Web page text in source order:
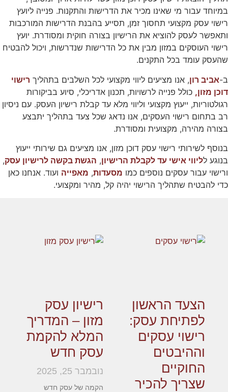
במיוחד עבור מי שאינו מכיר את הדרישות והתקנות. פנייה ליועץ
רישוי עסק מקצועי תחסוך זמן, תסייע בהבנת הדרישות המורכבות
ותאפשר לעסק להוציא את הרישיון בצורה חוקית ומסודרת. יועץ
רישוי העוסקים במזון מבין את כל הדרישות שנדרשות, ויכול להבטיח
שהעסק עומד בכל התקנים.
ב-אביב רון, אנו מציעים ליווי מקצועי לכל השלבים בתהליך רישוי
דוכן מזון, כולל פנייה לרשויות, תכנון אדריכלי, סיוע בביקורות
רגולטוריות, ייעוץ מקצועי וליווי מלא עד קבלת רישיון העסק. עם ניסיון
רב בתחום רישוי העסקים, אנו נדאג שכל צעד בתהליך יתבצע
בצורה מהירה, מקצועית ומסודרת.
בנוסף לשירותי רישוי עסק דוכן מזון, אנו מציעים גם שירותי ייעוץ
בנוגע לליווי אישי עד לקבלת הרישיון, הגשת בקשה לרישיון עסק,
ורישוי עבור עסקים נוספים כמו מסעדות, מאפייה ועוד. אנחנו כאן
כדי להבטיח שתהליך הרישוי יהיה קל, מהיר ומקצועי.
הצעד הראשון
לפתיחת עסק:
רישוי עסקים
וההיבטים
החוקיים
שצריך להכיר
רישיון עסק
מזון – המדריך
המלא להקמת
עסק חדש
נובמבר 25, 2025
הקמה של עסק חדש